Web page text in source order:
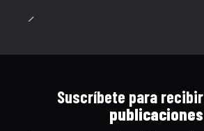
Suscríbete para recibir
publicaciones